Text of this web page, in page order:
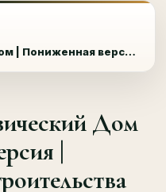
50м2 Ø8м Геодезический Дом | Пониженная версия | Комплект для строительства купола
Дом
|